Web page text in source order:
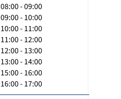
08:00 - 09:00
09:00 - 10:00
10:00 - 11:00
11:00 - 12:00
12:00 - 13:00
13:00 - 14:00
15:00 - 16:00
16:00 - 17:00